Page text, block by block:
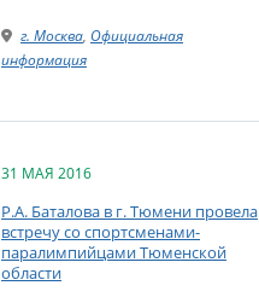
г. Москва, Официальная
информация
31 МАЯ 2016
Р.А. Баталова в г. Тюмени провела
встречу со спортсменами-
паралимпийцами Тюменской
области